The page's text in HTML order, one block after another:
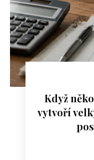
Když
vytvoří